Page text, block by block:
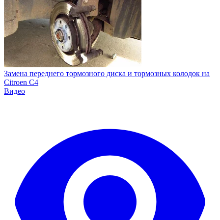
Замена переднего тормозного диска и тормозных колодок на
Citroen C4
Видео